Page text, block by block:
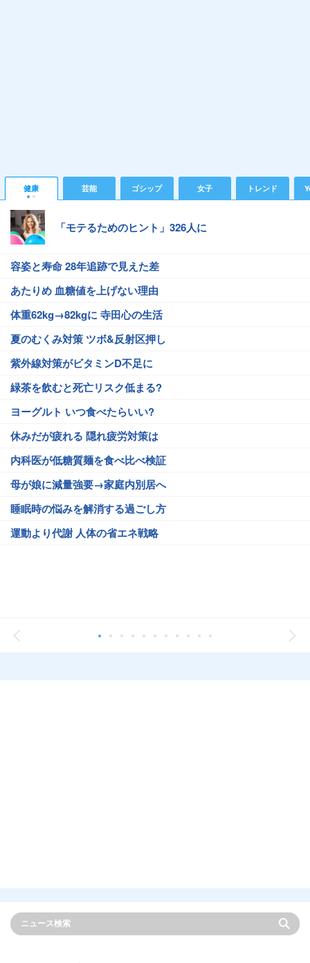
健康 芸能 ゴシップ 女子 トレンド
「モテるためのヒント」326人に
容姿と寿命 28年追跡で見えた差
あたりめ 血糖値を上げない理由
体重62kg→82kgに 寺田心の生活
夏のむくみ対策 ツボ&反射区押し
紫外線対策がビタミンD不足に
緑茶を飲むと死亡リスク低まる?
ヨーグルト いつ食べたらいい?
休みだが疲れる 隠れ疲労対策は
内科医が低糖質麺を食べ比べ検証
母が娘に減量強要→家庭内別居へ
睡眠時の悩みを解消する過ごし方
運動より代謝 人体の省エネ戦略